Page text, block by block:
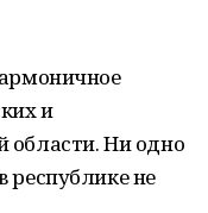
и
области. Ни одно
республике не